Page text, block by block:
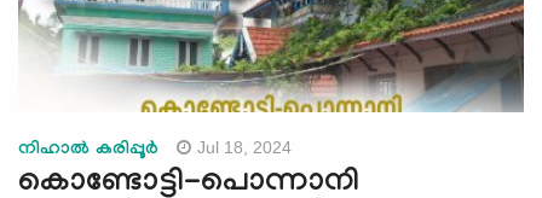
നിഹാല്‍ കരിപ്പൂര്‍ Jul 18, 2024
കൊണ്ടോട്ടി-പൊന്നാനി